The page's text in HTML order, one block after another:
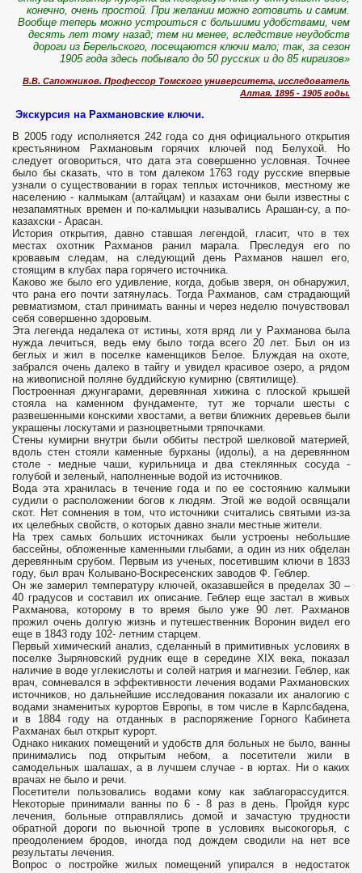
конечно, очень простой. При желании можно готовить и самим.
Вообще теперь можно устроиться с большими удобствами, чем
десять лет тому назад; тем ни менее, вследствие неудобств
дороги из Берельского, посещаются ключи мало; так, за сезон
1905 года здесь побывало до 50 русских и до 85 киргизов»
В.В. Сапожников. Профессор Томского университета, исследователь
Алтая. 1895 - 1905 годы.
Экскурсия на Рахмановские ключи.
В 2005 году исполняется 242 года со дня официального открытия
крестьянином Рахмановым горячих ключей под Белухой. Но
следует оговориться, что дата эта совершенно условная. Точнее
было бы сказать, что в том далеком 1763 году русские впервые
узнали о существовании в горах теплых источников, местному же
населению - калмыкам (алтайцам) и казахам они были известны с
незапамятных времен и по-калмыцки назывались Арашан-су, а по-
казахски - Арасан.
История открытия, давно ставшая легендой, гласит, что в тех
местах охотник Рахманов ранил марала. Преследуя его по
кровавым следам, на следующий день Рахманов нашел его,
стоящим в клубах пара горячего источника.
Каково же было его удивление, когда, добыв зверя, он обнаружил,
что рана его почти затянулась. Тогда Рахманов, сам страдающий
ревматизмом, стал принимать ванны и через неделю почувствовал
себя совершенно здоровым.
Эта легенда недалека от истины, хотя вряд ли у Рахманова была
нужда лечиться, ведь ему было тогда всего 20 лет. Был он из
беглых и жил в поселке каменщиков Белое. Блуждая на охоте,
забрался очень далеко в тайгу и увидел красивое озеро, а рядом
на живописной поляне буддийскую кумирню (святилище).
Построенная джунгарами, деревянная хижина с плоской крышей
стояла на каменном фундаменте, тут же торчали шесты с
развешенными конскими хвостами, а ветви ближних деревьев были
украшены лоскутами и разноцветными тряпочками.
Стены кумирни внутри были оббиты пестрой шелковой материей,
вдоль стен стояли каменные бурханы (идолы), а на деревянном
столе - медные чаши, курильница и два стеклянных сосуда -
голубой и зеленый, наполненные водой из источников.
Вода эта хранилась в течение года и по ее состоянию калмыки
судили о расположении богов к людям. Этой же водой освящали
скот. Нет сомнения в том, что источники считались святыми из-за
их целебных свойств, о которых давно знали местные жители.
На трех самых больших источниках были устроены небольшие
бассейны, обложенные каменными глыбами, а один из них обделан
деревянным срубом. Первым из ученых, посетившим ключи в 1833
году, был врач Колывано-Воскресенских заводов Ф. Геблер.
Он же замерил температуру ключей, оказавшейся в пределах 30 –
40 градусов и составил их описание. Геблер еще застал в живых
Рахманова, которому в то время было уже 90 лет. Рахманов
прожил очень долгую жизнь и путешественник Воронин видел его
еще в 1843 году 102- летним старцем.
Первый химический анализ, сделанный в примитивных условиях в
поселке Зыряновский рудник еще в середине XIX века, показал
наличие в воде углекислоты и солей натрия и магнезии. Геблер, как
врач, сомневался в эффективности лечения водами Рахмановских
источников, но дальнейшие исследования показали их аналогию с
водами знаменитых курортов Европы, в том числе в Карлсбадена,
и в 1884 году на отданных в распоряжение Горного Кабинета
Рахманах был открыт курорт.
Однако никаких помещений и удобств для больных не было, ванны
принимались под открытым небом, а посетители жили в
самодельных шалашах, а в лучшем случае - в юртах. Ни о каких
врачах не было и речи.
Посетители пользовались водами кому как заблагорассудится.
Некоторые принимали ванны по 6 - 8 раз в день. Пройдя курс
лечения, больные отправлялись домой и зачастую трудности
обратной дороги по вьючной тропе в условиях высокогорья, с
преодолением бродов, иногда под дождем сводили на нет все
результаты лечения.
Вопрос о постройке жилых помещений упирался в недостаток